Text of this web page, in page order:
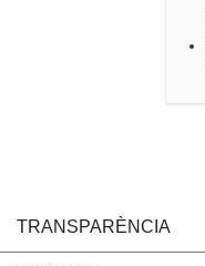
TRANSPARÈNCIA